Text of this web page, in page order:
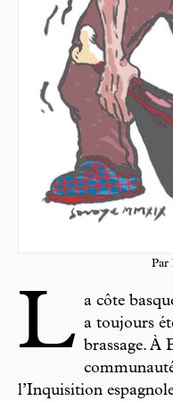
Par
L
a côte
a toujours
brassage. À
l’Inquisition